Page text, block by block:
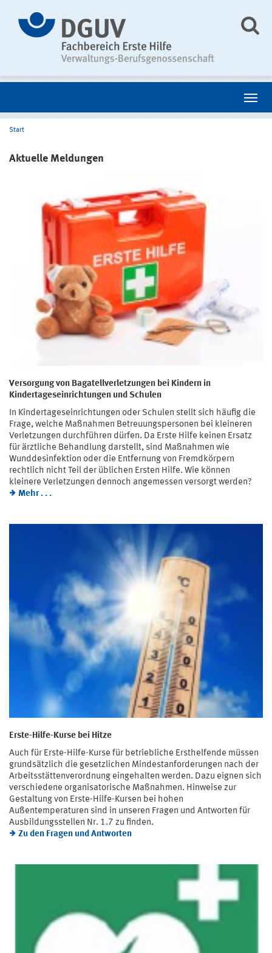
Start
Aktuelle Meldungen
Versorgung von Bagatellverletzungen bei Kindern in
Kindertageseinrichtungen und Schulen
In Kindertageseinrichtungen oder Schulen stellt sich häufig die
Frage, welche Maßnahmen Betreuungspersonen bei kleineren
Verletzungen durchführen dürfen. Da Erste Hilfe keinen Ersatz
für ärztliche Behandlung darstellt, sind Maßnahmen wie
Wunddesinfektion oder die Entfernung von Fremdkörpern
rechtlich nicht Teil der üblichen Ersten Hilfe. Wie können
kleinere Verletzungen dennoch angemessen versorgt werden?
Mehr . . .
Erste-Hilfe-Kurse bei Hitze
Auch für Erste-Hilfe-Kurse für betriebliche Ersthelfende müssen
grundsätzlich die gesetzlichen Mindestanforderungen nach der
Arbeitsstättenverordnung eingehalten werden. Dazu eignen sich
verschiedene organisatorische Maßnahmen. Hinweise zur
Gestaltung von Erste-Hilfe-Kursen bei hohen
Außentemperaturen sind in unseren Fragen und Antworten für
Ausbildungsstellen Nr. 1.7 zu finden.
Zu den Fragen und Antworten